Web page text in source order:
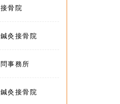
骨院
灸接骨院
事務所
灸接骨院